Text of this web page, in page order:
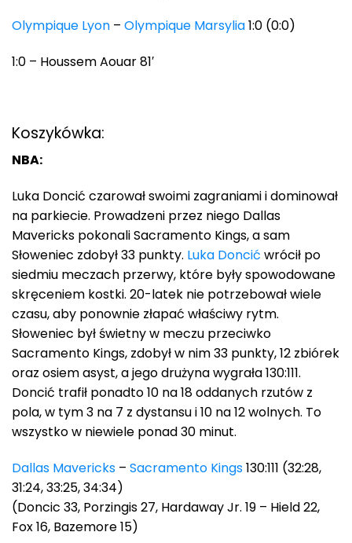
Olympique Lyon – Olympique Marsylia1:0 (0:0)
1:0 – Houssem Aouar 81′
Koszykówka:
NBA:
Luka Doncić czarował swoimi zagraniami i dominował
na parkiecie. Prowadzeni przez niego Dallas
Mavericks pokonali Sacramento Kings, a sam
Słoweniec zdobył 33 punkty. Luka Doncić wrócił po
siedmiu meczach przerwy, które były spowodowane
skręceniem kostki. 20-latek nie potrzebował wiele
czasu, aby ponownie złapać właściwy rytm.
Słoweniec był świetny w meczu przeciwko
Sacramento Kings, zdobył w nim 33 punkty, 12 zbiórek
oraz osiem asyst, a jego drużyna wygrała 130:111.
Doncić trafił ponadto 10 na 18 oddanych rzutów z
pola, w tym 3 na 7 z dystansu i 10 na 12 wolnych. To
wszystko w niewiele ponad 30 minut.
Dallas Mavericks – Sacramento Kings130:111 (32:28,
31:24, 33:25, 34:34)
(Doncic 33, Porzingis 27, Hardaway Jr. 19 – Hield 22,
Fox 16, Bazemore 15)